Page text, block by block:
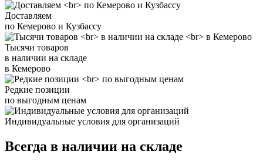
Доставляем
по Кемерово и Кузбассу
Тысячи товаров
в наличии на складе
в Кемерово
Редкие позиции
по выгодным ценам
Индивидуальные условия для организаций
Всегда в наличии на складе